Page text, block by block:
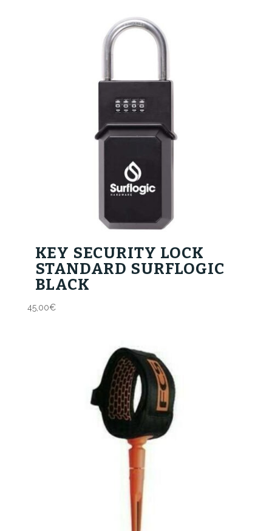
KEY SECURITY LOCK
STANDARD SURFLOGIC
BLACK
45,00€